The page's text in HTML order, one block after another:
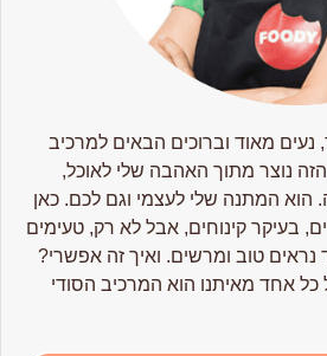
נעים מאוד וברוכים הבאים למרכיב
נוצר מתוך האהבה שלי לאוכל,
הוא המתנה שלי לעצמי וגם לכם. כאן
בעיקר קינוחים, אבל לא רק, טעימים
טוב ומרשים. ואיך זה אפשרי?
אחד מאיתנו הוא המרכיב הסודי